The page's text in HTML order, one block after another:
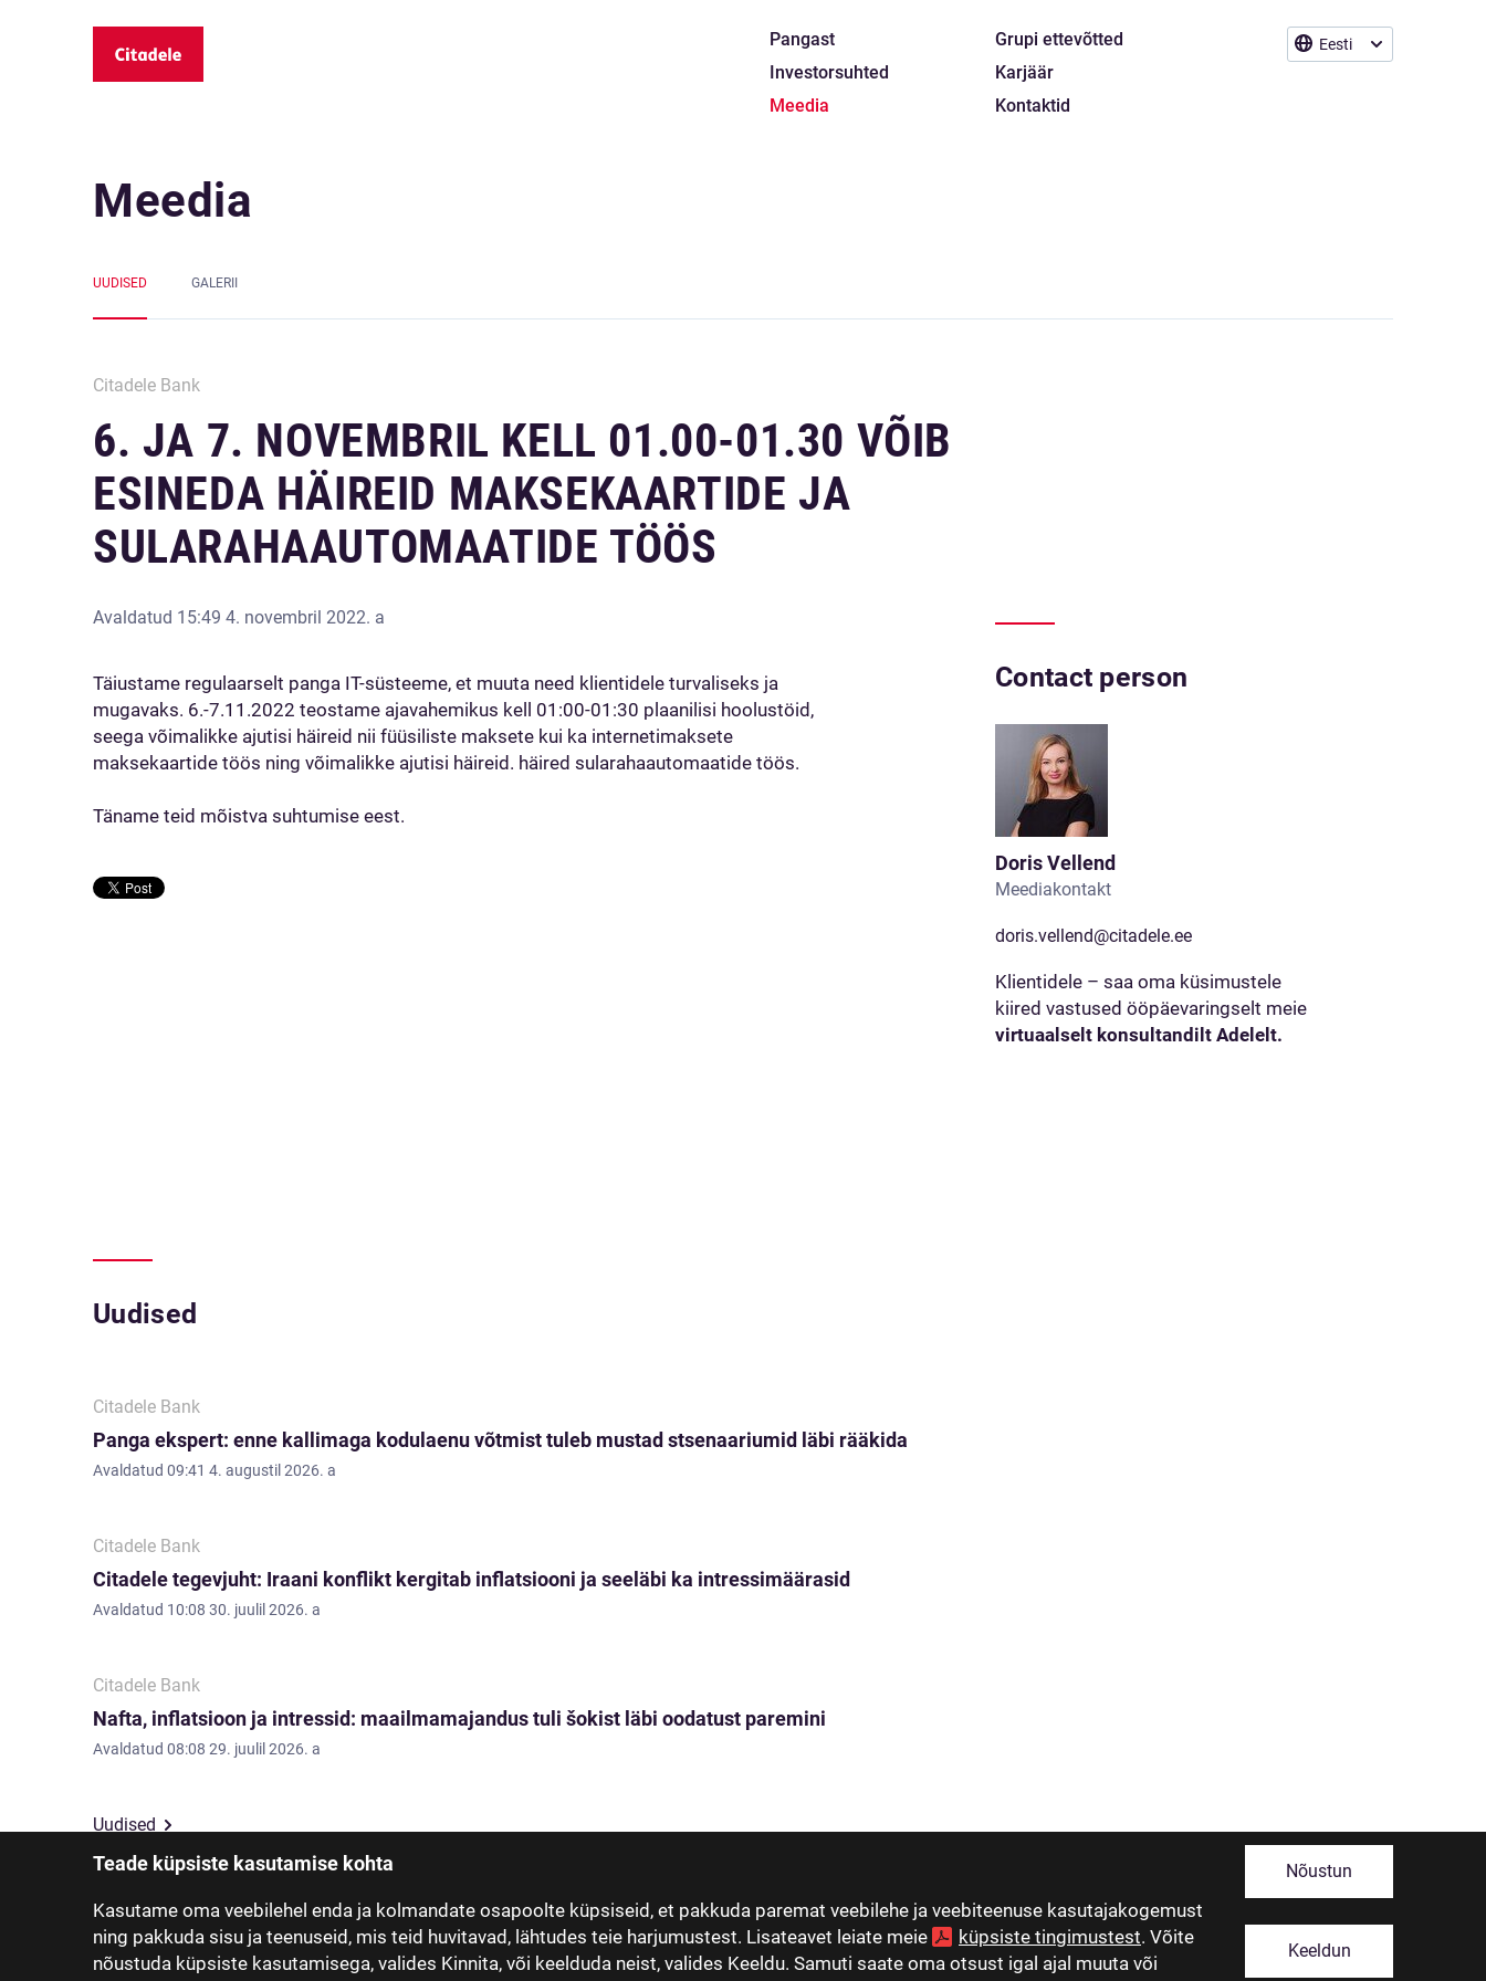
Teade küpsiste kasutamise kohta
Kasutame oma veebilehel enda ja kolmandate osapoolte küpsiseid, et pakkuda paremat veebilehe ja veebiteenuse kasutajakogemust
ning pakkuda sisu ja teenuseid, mis teid huvitavad, lähtudes teie harjumustest. Lisateavet leiate meie
küpsiste tingimustest. Võite
nõustuda küpsiste kasutamisega, valides Kinnita, või keelduda neist, valides Keeldu. Samuti saate oma otsust igal ajal muuta või
Nõustun
Keeldun
Eesti
Pangast
Investorsuhted
Meedia
Grupi ettevõtted
Karjäär
Kontaktid
Meedia
UUDISED GALERII
Citadele Bank
6. JA 7. NOVEMBRIL KELL 01.00-01.30 VÕIB
ESINEDA HÄIREID MAKSEKAARTIDE JA
SULARAHAAUTOMAATIDE TÖÖS
Avaldatud 15:49 4. novembril 2022. a
Täiustame regulaarselt panga IT-süsteeme, et muuta need klientidele turvaliseks ja
mugavaks. 6.-7.11.2022 teostame ajavahemikus kell 01:00-01:30 plaanilisi hoolustöid,
seega võimalikke ajutisi häireid nii füüsiliste maksete kui ka internetimaksete
maksekaartide töös ning võimalikke ajutisi häireid. häired sularahaautomaatide töös.
Täname teid mõistva suhtumise eest.
Contact person
Doris Vellend
Meediakontakt
doris.vellend@citadele.ee
Klientidele – saa oma küsimustele
kiired vastused ööpäevaringselt meie
virtuaalselt konsultandilt Adelelt.
Uudised
Citadele Bank
Panga ekspert: enne kallimaga kodulaenu võtmist tuleb mustad stsenaariumid läbi rääkida
Avaldatud 09:41 4. augustil 2026. a
Citadele Bank
Citadele tegevjuht: Iraani konflikt kergitab inflatsiooni ja seeläbi ka intressimäärasid
Avaldatud 10:08 30. juulil 2026. a
Citadele Bank
Nafta, inflatsioon ja intressid: maailmamajandus tuli šokist läbi oodatust paremini
Avaldatud 08:08 29. juulil 2026. a
Uudised